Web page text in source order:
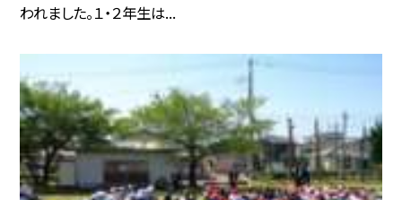
われました。１・２年生は...